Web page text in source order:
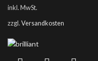
inkl. MwSt.
zzgl. Versandkosten